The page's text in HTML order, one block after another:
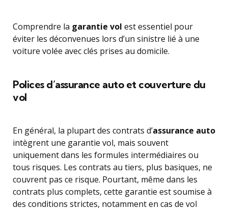
Comprendre la garantie vol est essentiel pour
éviter les déconvenues lors d’un sinistre lié à une
voiture volée avec clés prises au domicile.
Polices d’assurance auto et couverture du
vol
En général, la plupart des contrats d’assurance auto
intègrent une garantie vol, mais souvent
uniquement dans les formules intermédiaires ou
tous risques. Les contrats au tiers, plus basiques, ne
couvrent pas ce risque. Pourtant, même dans les
contrats plus complets, cette garantie est soumise à
des conditions strictes, notamment en cas de vol